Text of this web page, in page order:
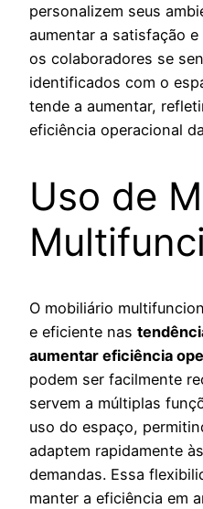
personalizem seus
aumentar a satisfação
os colaboradores se
identificados com o
tende a aumentar,
eficiência operacional
Uso de
O mobiliário
e eficiente nas
aumentar eficiência
podem ser facilmente
servem a múltiplas
uso do espaço,
adaptem rapidamente
demandas. Essa
manter a eficiência em